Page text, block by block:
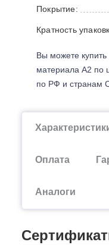
Покрытие:
Кратность
Вы можете
материала А2 по
по РФ и странам
Оплата
Аналоги